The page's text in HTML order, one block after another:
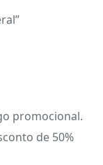
promocional.
de 50%